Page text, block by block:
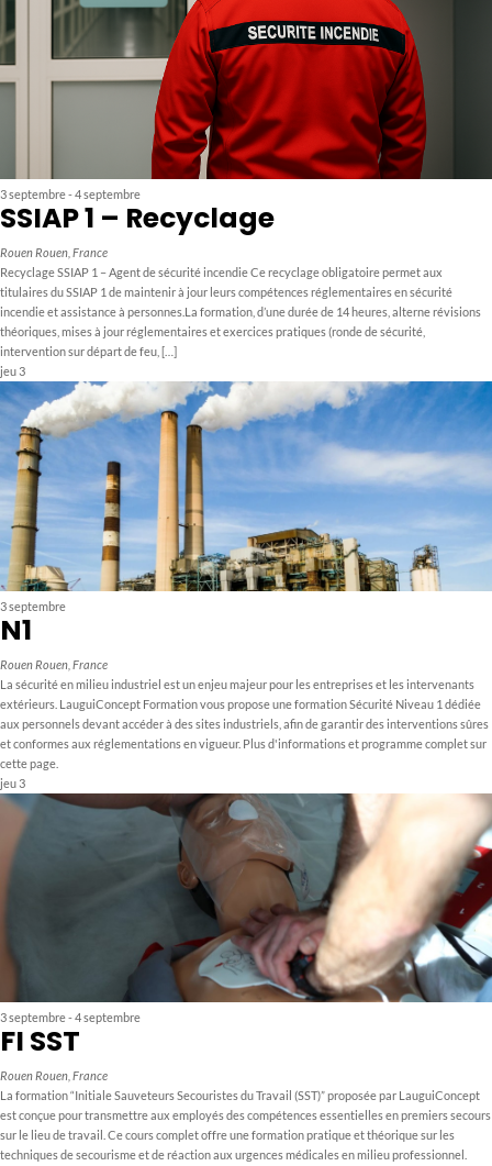
3 septembre-4 septembre
SSIAP 1 – Recyclage
RouenRouen, France
Recyclage SSIAP 1 – Agent de sécurité incendie Ce recyclage obligatoire permet aux
titulaires du SSIAP 1 de maintenir à jour leurs compétences réglementaires en sécurité
incendie et assistance à personnes.La formation, d’une durée de 14 heures, alterne révisions
théoriques, mises à jour réglementaires et exercices pratiques (ronde de sécurité,
intervention sur départ de feu, […]
jeu3
3 septembre
N1
RouenRouen, France
La sécurité en milieu industriel est un enjeu majeur pour les entreprises et les intervenants
extérieurs. LauguiConcept Formation vous propose une formation Sécurité Niveau 1 dédiée
aux personnels devant accéder à des sites industriels, afin de garantir des interventions sûres
et conformes aux réglementations en vigueur. Plus d'informations et programme complet sur
cette page.
jeu3
3 septembre-4 septembre
FI SST
RouenRouen, France
La formation “Initiale Sauveteurs Secouristes du Travail (SST)” proposée par LauguiConcept
est conçue pour transmettre aux employés des compétences essentielles en premiers secours
sur le lieu de travail. Ce cours complet offre une formation pratique et théorique sur les
techniques de secourisme et de réaction aux urgences médicales en milieu professionnel.